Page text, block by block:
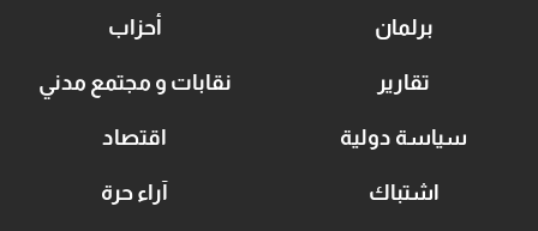
برلمان أحزاب
تقارير نقابات و مجتمع مدني
سياسة دولية اقتصاد
اشتباك آراء حرة